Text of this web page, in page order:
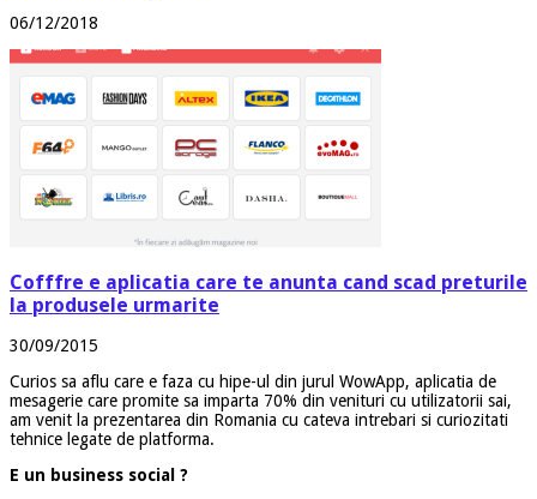
06/12/2018
Cofffre e aplicatia care te anunta cand scad preturile
la produsele urmarite
30/09/2015
Curios sa aflu care e faza cu hipe-ul din jurul WowApp, aplicatia de
mesagerie care promite sa imparta 70% din venituri cu utilizatorii sai,
am venit la prezentarea din Romania cu cateva intrebari si curiozitati
tehnice legate de platforma.
E un business social ?